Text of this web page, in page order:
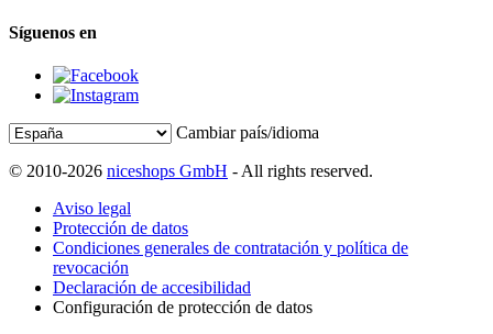
Síguenos en
Cambiar país/idioma
© 2010-2026 niceshops GmbH - All rights reserved.
Aviso legal
Protección de datos
Condiciones generales de contratación y política de
revocación
Declaración de accesibilidad
Configuración de protección de datos